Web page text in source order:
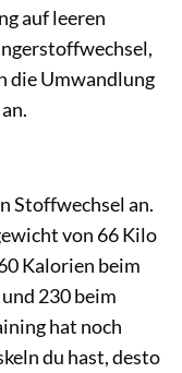
auf leeren
die Umwandlung
Stoffwechsel an.
von 66 Kilo
Kalorien beim
230 beim
hat noch
du hast, desto